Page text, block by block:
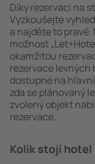
Díky rezervaci na
Vyzkoušejte
a najděte to
možnost
okamžitou
rezervace levných
dostupné na
zda se plánovaný
zvolený objekt
rezervace.
Kolik stojí hotel